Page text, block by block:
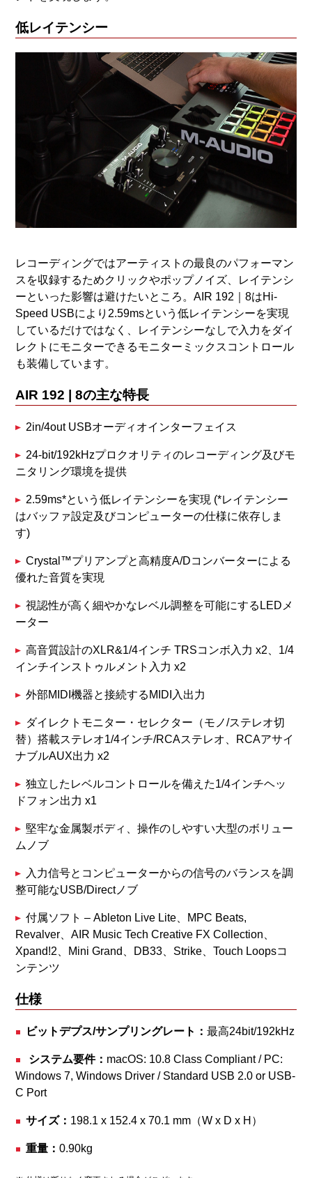
低レイテンシー
レコーディングではアーティストの最良のパフォーマン
スを収録するためクリックやポップノイズ、レイテンシ
ーといった影響は避けたいところ。AIR 192｜8はHi-
Speed USBにより2.59msという低レイテンシーを実現
しているだけではなく、レイテンシーなしで入力をダイ
レクトにモニターできるモニターミックスコントロール
も装備しています。
AIR 192 | 8の主な特長
2in/4out USBオーディオインターフェイス
24-bit/192kHzプロクオリティのレコーディング及びモ
ニタリング環境を提供
2.59ms*という低レイテンシーを実現 (*レイテンシー
はバッファ設定及びコンピューターの仕様に依存しま
す)
Crystal™プリアンプと高精度A/Dコンバーターによる
優れた音質を実現
視認性が高く細やかなレベル調整を可能にするLEDメ
ーター
高音質設計のXLR&1/4インチ TRSコンボ入力 x2、1/4
インチインストゥルメント入力 x2
外部MIDI機器と接続するMIDI入出力
ダイレクトモニター・セレクター（モノ/ステレオ切
替）搭載ステレオ1/4インチ/RCAステレオ、RCAアサイ
ナブルAUX出力 x2
独立したレベルコントロールを備えた1/4インチヘッ
ドフォン出力 x1
堅牢な金属製ボディ、操作のしやすい大型のボリュー
ムノブ
入力信号とコンピューターからの信号のバランスを調
整可能なUSB/Directノブ
付属ソフト – Ableton Live Lite、MPC Beats,
Revalver、AIR Music Tech Creative FX Collection、
Xpand!2、Mini Grand、DB33、Strike、Touch Loopsコ
ンテンツ
仕様
ビットデプス/サンプリングレート：最高24bit/192kHz
システム要件： macOS: 10.8 Class Compliant / PC:
Windows 7, Windows Driver / Standard USB 2.0 or USB-
C Port
サイズ： 198.1 x 152.4 x 70.1 mm（W x D x H）
重量：0.90kg